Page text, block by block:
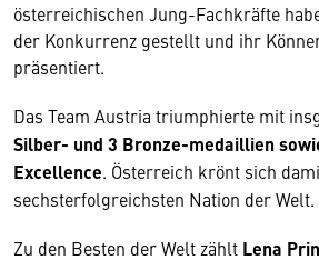
österreichischen Jung-Fachkräfte
der Konkurrenz gestellt und ihr
präsentiert.
Das Team Austria triumphierte mit
Silber- und 3 Bronze-medaillien
Excellence. Österreich krönt sich
sechsterfolgreichsten Nation der Welt.
Zu den Besten der Welt zählt Lena